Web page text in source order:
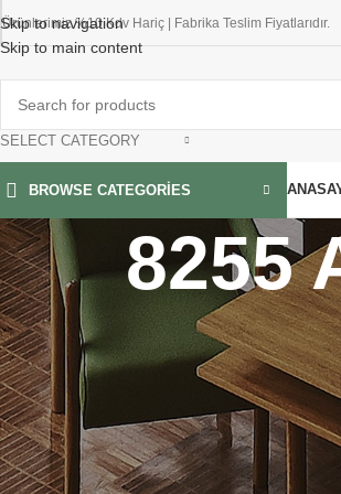
Skip to navigation
Skip to main content
Ürünlerimiz %10 Kdv Hariç | Fabrika Teslim Fiyatlarıdır.
SELECT CATEGORY
BROWSE CATEGORIES
8255
FILTER BY PRICE